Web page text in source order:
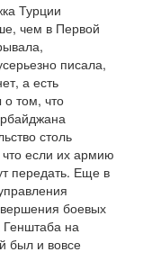
Турции
чем в Первой
писала,
а есть
том, что
столь
если их армию
передать. Еще в
боевых
Генштаба на
был и вовсе